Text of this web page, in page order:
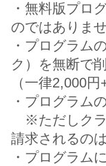
・無料版プロ
のではありま
・プログラム
ク）を無断で
（一律2,000
・プログラム
※ただしクラ
請求されるの
・プログラム